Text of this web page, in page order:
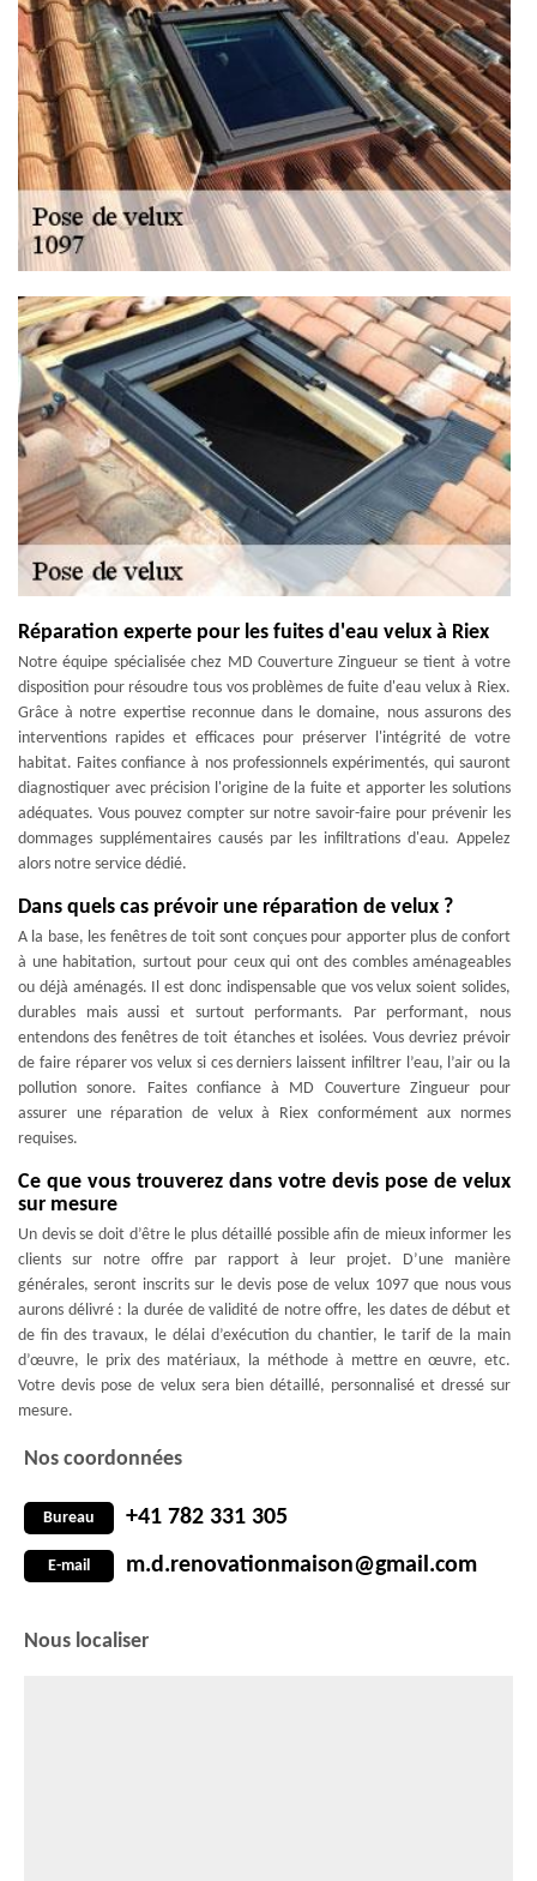
Réparation experte pour les fuites d'eau velux à Riex
Notre équipe spécialisée chez MD Couverture Zingueur se tient à votre
disposition pour résoudre tous vos problèmes de fuite d'eau velux à Riex.
Grâce à notre expertise reconnue dans le domaine, nous assurons des
interventions rapides et efficaces pour préserver l'intégrité de votre
habitat. Faites confiance à nos professionnels expérimentés, qui sauront
diagnostiquer avec précision l'origine de la fuite et apporter les solutions
adéquates. Vous pouvez compter sur notre savoir-faire pour prévenir les
dommages supplémentaires causés par les infiltrations d'eau. Appelez
alors notre service dédié.
Dans quels cas prévoir une réparation de velux ?
A la base, les fenêtres de toit sont conçues pour apporter plus de confort
à une habitation, surtout pour ceux qui ont des combles aménageables
ou déjà aménagés. Il est donc indispensable que vos velux soient solides,
durables mais aussi et surtout performants. Par performant, nous
entendons des fenêtres de toit étanches et isolées. Vous devriez prévoir
de faire réparer vos velux si ces derniers laissent infiltrer l’eau, l’air ou la
pollution sonore. Faites confiance à MD Couverture Zingueur pour
assurer une réparation de velux à Riex conformément aux normes
requises.
Ce que vous trouverez dans votre devis pose de velux
sur mesure
Un devis se doit d’être le plus détaillé possible afin de mieux informer les
clients sur notre offre par rapport à leur projet. D’une manière
générales, seront inscrits sur le devis pose de velux 1097 que nous vous
aurons délivré : la durée de validité de notre offre, les dates de début et
de fin des travaux, le délai d’exécution du chantier, le tarif de la main
d’œuvre, le prix des matériaux, la méthode à mettre en œuvre, etc.
Votre devis pose de velux sera bien détaillé, personnalisé et dressé sur
mesure.
Nos coordonnées
Bureau +41 782 331 305
E-mail m.d.renovationmaison@gmail.com
Nous localiser